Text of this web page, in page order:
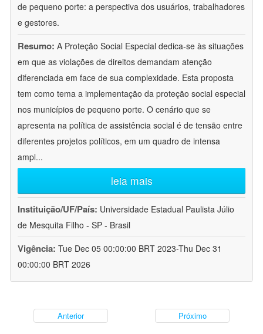
de pequeno porte: a perspectiva dos usuários, trabalhadores
e gestores.
Resumo: A Proteção Social Especial dedica-se às situações
em que as violações de direitos demandam atenção
diferenciada em face de sua complexidade. Esta proposta
tem como tema a implementação da proteção social especial
nos municípios de pequeno porte. O cenário que se
apresenta na política de assistência social é de tensão entre
diferentes projetos políticos, em um quadro de intensa
ampl...
leia mais
Instituição/UF/País: Universidade Estadual Paulista Júlio
de Mesquita Filho - SP - Brasil
Vigência: Tue Dec 05 00:00:00 BRT 2023-Thu Dec 31
00:00:00 BRT 2026
Anterior Próximo